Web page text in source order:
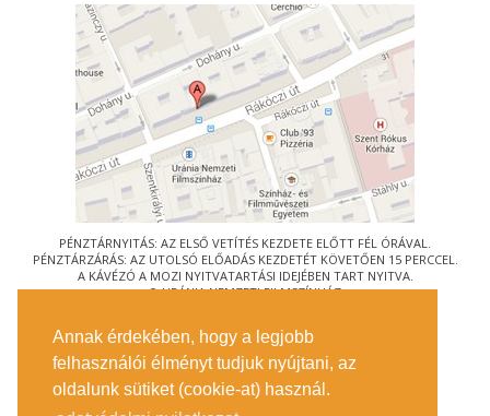
Annak érdekében, hogy a legjobb
felhasználói élményt tudjuk nyújtani, az
oldalunk sütiket (cookie-at) használ.
PÉNZTÁRNYITÁS: AZ ELSŐ VETÍTÉS KEZDETE ELŐTT FÉL ÓRÁVAL.
PÉNZTÁRZÁRÁS: AZ UTOLSÓ ELŐADÁS KEZDETÉT KÖVETŐEN 15 PERCCEL.
A KÁVÉZÓ A MOZI NYITVATARTÁSI IDEJÉBEN TART NYITVA.
© URÁNIA NEMZETI FILMSZÍNHÁZ
1088 BUDAPEST, RÁKÓCZI ÚT 21.
MEGKÖZELÍTÉS
JEGYINFORMÁCIÓ